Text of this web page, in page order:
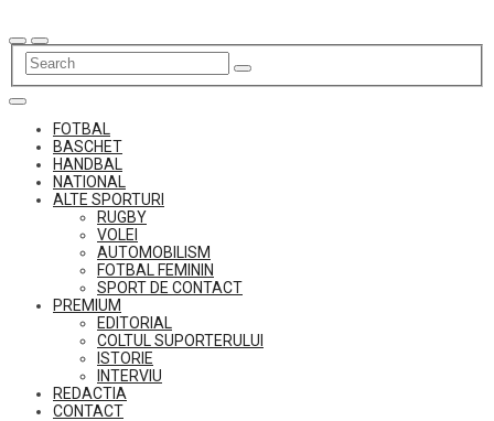
to
content
FOTBAL
BASCHET
HANDBAL
NATIONAL
ALTE SPORTURI
RUGBY
VOLEI
AUTOMOBILISM
FOTBAL FEMININ
SPORT DE CONTACT
PREMIUM
EDITORIAL
COLTUL SUPORTERULUI
ISTORIE
INTERVIU
REDACTIA
CONTACT